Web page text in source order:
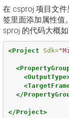
在 csproj 项目文
签里面添加属性值
sproj 的代码大概
<Project Sdk=
</
</Project>